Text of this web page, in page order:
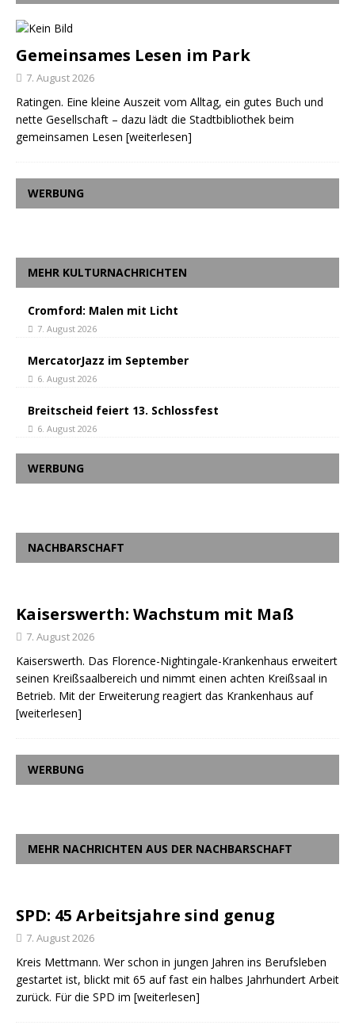
Gemeinsames Lesen im Park
7. August 2026
Ratingen. Eine kleine Auszeit vom Alltag, ein gutes Buch und
nette Gesellschaft – dazu lädt die Stadtbibliothek beim
gemeinsamen Lesen [weiterlesen]
WERBUNG
MEHR KULTURNACHRICHTEN
Cromford: Malen mit Licht
7. August 2026
MercatorJazz im September
6. August 2026
Breitscheid feiert 13. Schlossfest
6. August 2026
WERBUNG
NACHBARSCHAFT
Kaiserswerth: Wachstum mit Maß
7. August 2026
Kaiserswerth. Das Florence-Nightingale-Krankenhaus erweitert
seinen Kreißsaalbereich und nimmt einen achten Kreißsaal in
Betrieb. Mit der Erweiterung reagiert das Krankenhaus auf
[weiterlesen]
WERBUNG
MEHR NACHRICHTEN AUS DER NACHBARSCHAFT
SPD: 45 Arbeitsjahre sind genug
7. August 2026
Kreis Mettmann. Wer schon in jungen Jahren ins Berufsleben
gestartet ist, blickt mit 65 auf fast ein halbes Jahrhundert Arbeit
zurück. Für die SPD im [weiterlesen]